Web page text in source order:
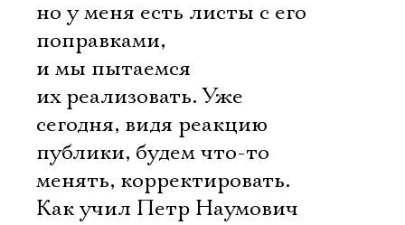
но у меня есть листы с его
поправками,
и мы пытаемся
их реализовать. Уже
сегодня, видя реакцию
публики, будем что-то
менять, корректировать.
Как учил Петр Наумович 